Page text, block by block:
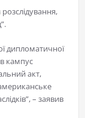
дипломатичної
кампус
акт,
– заявив